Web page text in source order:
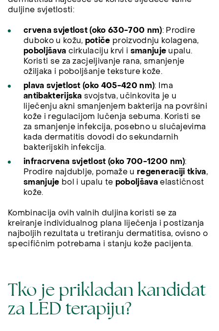
duljine svjetlosti:
crvena svjetlost (oko 630-700 nm): Prodire
duboko u kožu, potiče proizvodnju kolagena,
poboljšava cirkulaciju krvi i smanjuje upalu.
Koristi se za zacjeljivanje rana, smanjenje
ožiljaka i poboljšanje teksture kože.
plava svjetlost (oko 405-420 nm): Ima
antibakterijska svojstva, učinkovita je u
liječenju akni smanjenjem bakterija na površini
kože i regulacijom lučenja sebuma. Koristi se
za smanjenje infekcija, posebno u slučajevima
kada dermatitis dovodi do sekundarnih
bakterijskih infekcija.
infracrvena svjetlost (oko 700-1200 nm):
Prodire najdublje, pomaže u regeneraciji tkiva,
smanjuje bol i upalu te poboljšavaelastičnost
kože.
Kombinacija ovih valnih duljina koristi se za
kreiranje individualnog plana liječenja i postizanja
najboljih rezultata u tretiranju dermatitisa, ovisno o
specifičnim potrebama i stanju kože pacijenta.
Tko je prikladan kandidat
za LED terapiju?